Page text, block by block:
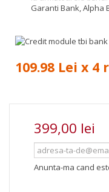
Garanti Bank, Alpha
109.98 Lei x 4
399,00 lei
Anunta-ma cand